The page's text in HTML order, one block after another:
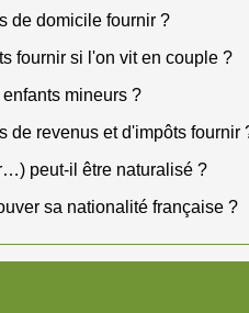
de domicile fournir ?
fournir si l'on vit en couple ?
mineurs ?
de revenus et d'impôts fournir
peut-il être naturalisé ?
sa nationalité française ?